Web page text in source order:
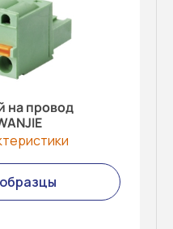
на провод